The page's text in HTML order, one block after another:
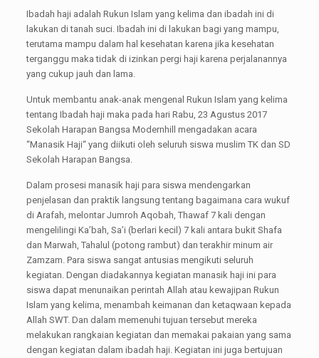
Ibadah haji adalah Rukun Islam yang kelima dan ibadah ini di
lakukan di tanah suci. Ibadah ini di lakukan bagi yang mampu,
terutama mampu dalam hal kesehatan karena jika kesehatan
terganggu maka tidak di izinkan pergi haji karena perjalanannya
yang cukup jauh dan lama.
Untuk membantu anak-anak mengenal Rukun Islam yang kelima
tentang Ibadah haji maka pada hari Rabu, 23 Agustus 2017
Sekolah Harapan Bangsa Modernhill mengadakan acara
“Manasik Haji“ yang diikuti oleh seluruh siswa muslim TK dan SD
Sekolah Harapan Bangsa.
Dalam prosesi manasik haji para siswa mendengarkan
penjelasan dan praktik langsung tentang bagaimana cara wukuf
di Arafah, melontar Jumroh Aqobah, Thawaf 7 kali dengan
mengelilingi Ka’bah, Sa’i (berlari kecil) 7 kali antara bukit Shafa
dan Marwah, Tahalul (potong rambut) dan terakhir minum air
Zamzam. Para siswa sangat antusias mengikuti seluruh
kegiatan. Dengan diadakannya kegiatan manasik haji ini para
siswa dapat menunaikan perintah Allah atau kewajipan Rukun
Islam yang kelima, menambah keimanan dan ketaqwaan kepada
Allah SWT. Dan dalam memenuhi tujuan tersebut mereka
melakukan rangkaian kegiatan dan memakai pakaian yang sama
dengan kegiatan dalam ibadah haji. Kegiatan ini juga bertujuan